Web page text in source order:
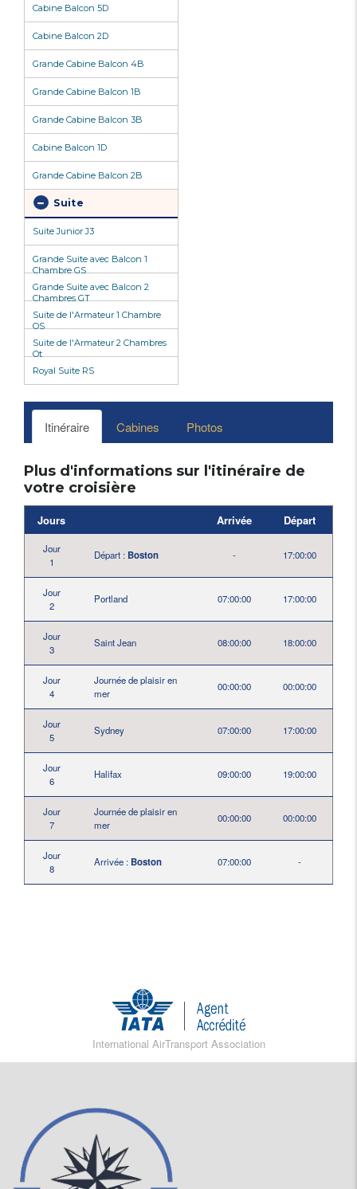
Cabine Balcon 5D
Cabine Balcon 2D
Grande Cabine Balcon 4B
Grande Cabine Balcon 1B
Grande Cabine Balcon 3B
Cabine Balcon 1D
Grande Cabine Balcon 2B
Suite
Suite Junior J3
Grande Suite avec Balcon 1
Chambre GS
Grande Suite avec Balcon 2
Chambres GT
Suite de l'Armateur 1 Chambre
OS
Suite de l'Armateur 2 Chambres
Ot
Royal Suite RS
Itinéraire Cabines Photos
Plus d'informations sur l'itinéraire de
votre croisière
Jours Arrivée Départ
Jour
1
Départ : Boston - 17:00:00
Jour
2
Portland 07:00:00 17:00:00
Jour
3
Saint Jean 08:00:00 18:00:00
Jour
4
Journée de plaisir en
mer
00:00:00 00:00:00
Jour
5
Sydney 07:00:00 17:00:00
Jour
6
Halifax 09:00:00 19:00:00
Jour
7
Journée de plaisir en
mer
00:00:00 00:00:00
Jour
8
Arrivée : Boston 07:00:00 -
International AirTransport Association